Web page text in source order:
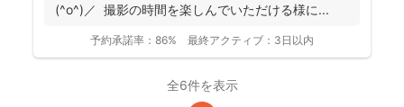
(^o^)／ 撮影の時間を楽しんでいただける様に...
予約承諾率： 86% 最終アクティブ： 3日以内
全6件を表示